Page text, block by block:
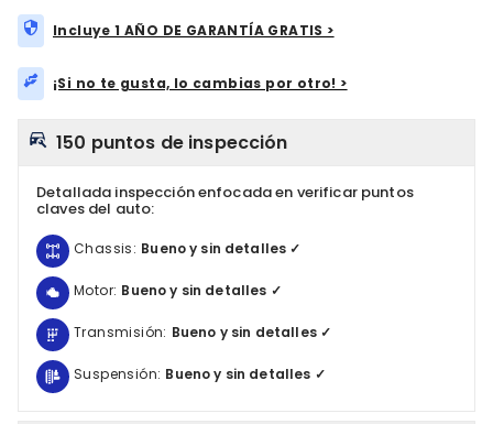
Incluye 1 AÑO DE GARANTÍA GRATIS >
¡Si no te gusta, lo cambias por otro! >
150 puntos de inspección
Detallada inspección enfocada en verificar puntos
claves del auto:
Chassis: Bueno y sin detalles ✓
Motor: Bueno y sin detalles ✓
Transmisión: Bueno y sin detalles ✓
Suspensión: Bueno y sin detalles ✓